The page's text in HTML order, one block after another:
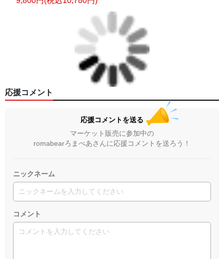
応援コメント
応援コメントを送る
マーケット販売に参加中の
romabearろまべあさんに応援コメントを送ろう！
ニックネーム
コメント